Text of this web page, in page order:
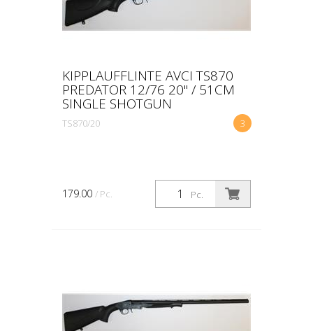
KIPPLAUFFLINTE AVCI TS870
PREDATOR 12/76 20" / 51CM
SINGLE SHOTGUN
3
TS870/20
Pc.
179.00 / Pc.